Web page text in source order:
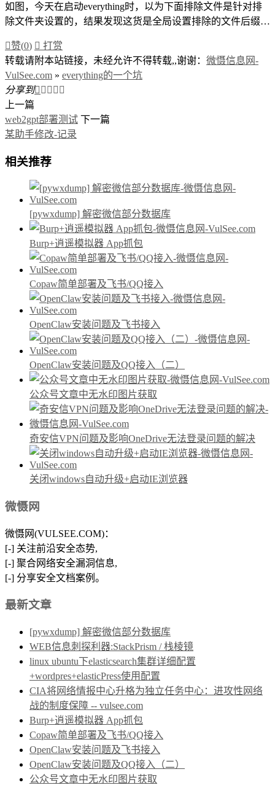
如图，今天在启动everything时，以为下面排除文件是针对排
除文件夹设置的，结果发现这货是全局设置排除的文件后缀…
赞(0)  打赏
转载请附本站链接，未经允许不得转载,,谢谢： 微慑信息网-
VulSee.com » everything的一个坑
分享到    
上一篇
web2gpt部署测试 下一篇
某助手修改-记录
相关推荐
[pywxdump] 解密微信部分数据库
Burp+逍遥模拟器 App抓包
Copaw简单部署及飞书/QQ接入
OpenClaw安装问题及飞书接入
OpenClaw安装问题及QQ接入（二）
公众号文章中无水印图片获取
奇安信VPN问题及影响OneDrive无法登录问题的解决
关闭windows自动升级+启动IE浏览器
微慑网
微慑网(VULSEE.COM)：
[-] 关注前沿安全态势,
[-] 聚合网络安全漏洞信息,
[-] 分享安全文档案例。
最新文章
[pywxdump] 解密微信部分数据库
WEB信息刺探利器:StackPrism / 栈棱镜
linux ubuntu下elasticsearch集群详细配置
+wordpres+elasticPress使用配置
CIA将网络情报中心升格为独立任务中心：进攻性网络
战的制度保障 -- vulsee.com
Burp+逍遥模拟器 App抓包
Copaw简单部署及飞书/QQ接入
OpenClaw安装问题及飞书接入
OpenClaw安装问题及QQ接入（二）
公众号文章中无水印图片获取